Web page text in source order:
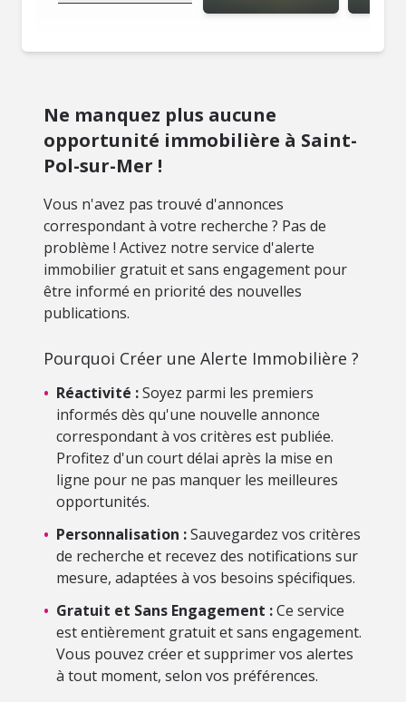
Ne manquez plus aucune
opportunité immobilière à Saint-
Pol-sur-Mer !
Vous n'avez pas trouvé d'annonces
correspondant à votre recherche ? Pas de
problème ! Activez notre service d'alerte
immobilier gratuit et sans engagement pour
être informé en priorité des nouvelles
publications.
Pourquoi Créer une Alerte Immobilière ?
• Réactivité :Soyez parmi les premiers
informés dès qu'une nouvelle annonce
correspondant à vos critères est publiée.
Profitez d'un court délai après la mise en
ligne pour ne pas manquer les meilleures
opportunités.
• Personnalisation :Sauvegardez vos critères
de recherche et recevez des notifications sur
mesure, adaptées à vos besoins spécifiques.
• Gratuit et Sans Engagement :Ce service
est entièrement gratuit et sans engagement.
Vous pouvez créer et supprimer vos alertes
à tout moment, selon vos préférences.